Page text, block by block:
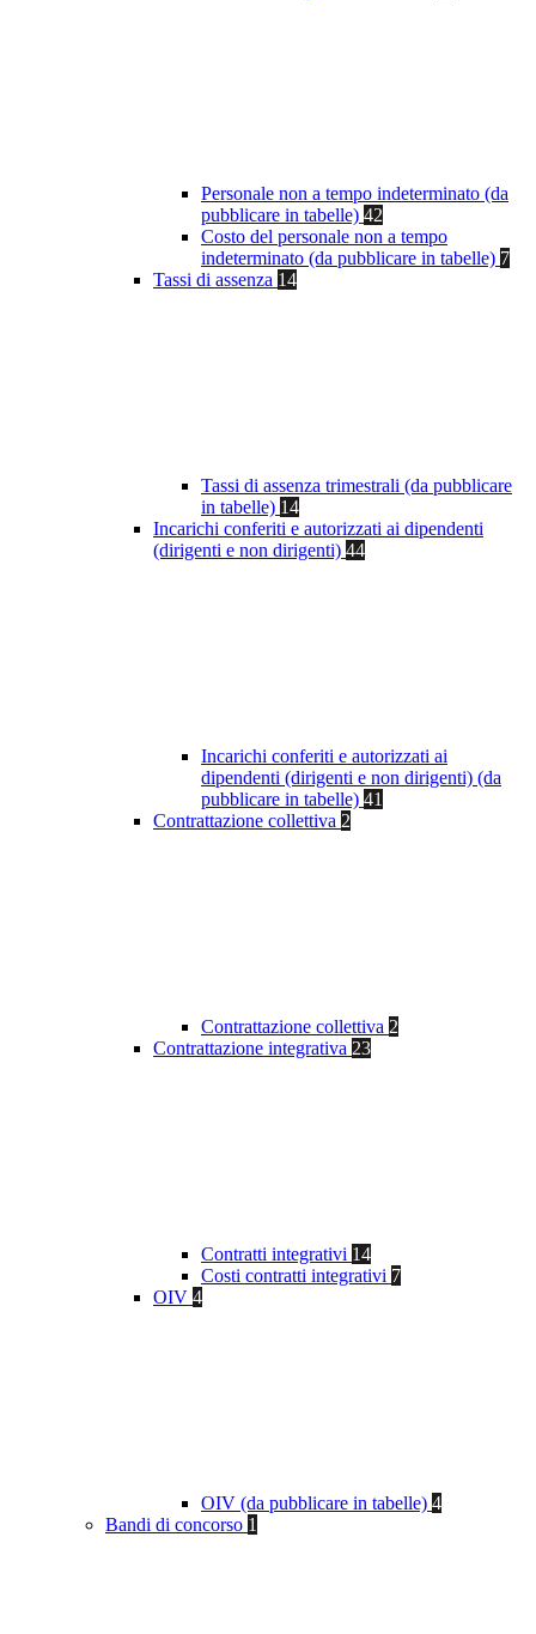
Personale non a tempo indeterminato (da
pubblicare in tabelle) 42
Costo del personale non a tempo
indeterminato (da pubblicare in tabelle) 7
Tassi di assenza 14
Tassi di assenza trimestrali (da pubblicare
in tabelle) 14
Incarichi conferiti e autorizzati ai dipendenti
(dirigenti e non dirigenti) 44
Incarichi conferiti e autorizzati ai
dipendenti (dirigenti e non dirigenti) (da
pubblicare in tabelle) 41
Contrattazione collettiva 2
Contrattazione collettiva 2
Contrattazione integrativa 23
Contratti integrativi 14
Costi contratti integrativi 7
OIV 4
OIV (da pubblicare in tabelle) 4
Bandi di concorso 1